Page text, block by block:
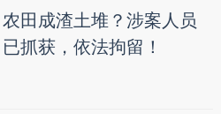
农田成渣土堆？涉案人员
已抓获，依法拘留！